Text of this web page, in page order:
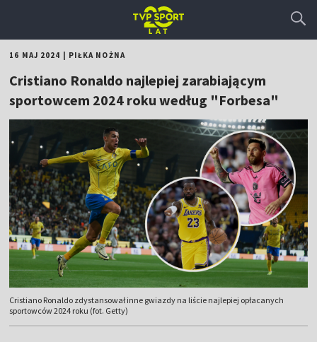
16 MAJ 2024 PIŁKA NOŻNA
Cristiano Ronaldo najlepiej zarabiającym
sportowcem 2024 roku według "Forbesa"
Cristiano Ronaldo zdystansował inne gwiazdy na liście najlepiej opłacanych
sportowców 2024 roku (fot. Getty)